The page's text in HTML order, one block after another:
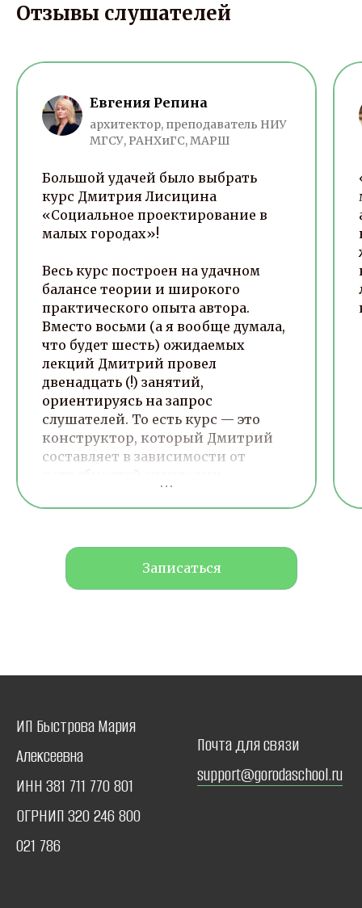
Отзывы слушателей
Евгения Репина
архитектор, преподаватель НИУ
МГСУ, РАНХиГС, МАРШ
Большой удачей было выбрать
курс Дмитрия Лисицина
«Социальное проектирование в
малых городах»!
Весь курс построен на удачном
балансе теории и широкого
практического опыта автора.
Вместо восьми (а я вообще думала,
что будет шесть) ожидаемых
лекций Дмитрий провел
двенадцать (!) занятий,
ориентируясь на запрос
слушателей. То есть курс — это
конструктор, который Дмитрий
составляет в зависимости от
Например, наша группа больше
культуры и туризма. Среди 12
встреч были и кейс-стади, и
воркшоп. Чувствуется, что есть
подкрепленная веером примеров.
самого Дмитрия и его
непередаваемую интонацию
спокойного сочувствия жизни,
реализма и мягкой иронии, а
также открытостью к разного рода
последующим взаимодействиям.
Дмитрия я даже съездила в
Записаться
ИП Быстрова Мария
Алексеевна
ИНН 381 711 770 801
ОГРНИП 320 246 800
021 786
Почта для связи
support@gorodaschool.ru